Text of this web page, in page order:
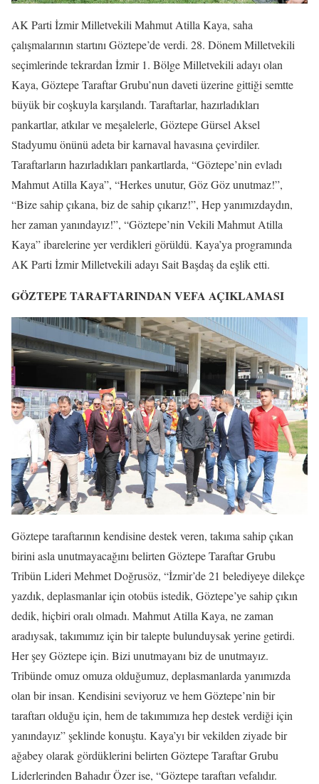
AK Parti İzmir Milletvekili Mahmut Atilla Kaya, saha
çalışmalarının startını Göztepe’de verdi. 28. Dönem Milletvekili
seçimlerinde tekrardan İzmir 1. Bölge Milletvekili adayı olan
Kaya, Göztepe Taraftar Grubu’nun daveti üzerine gittiği semtte
büyük bir coşkuyla karşılandı. Taraftarlar, hazırladıkları
pankartlar, atkılar ve meşalelerle, Göztepe Gürsel Aksel
Stadyumu önünü adeta bir karnaval havasına çevirdiler.
Taraftarların hazırladıkları pankartlarda, “Göztepe’nin evladı
Mahmut Atilla Kaya”, “Herkes unutur, Göz Göz unutmaz!”,
“Bize sahip çıkana, biz de sahip çıkarız!”, Hep yanımızdaydın,
her zaman yanındayız!”, “Göztepe’nin Vekili Mahmut Atilla
Kaya” ibarelerine yer verdikleri görüldü. Kaya’ya programında
AK Parti İzmir Milletvekili adayı Sait Başdaş da eşlik etti.
GÖZTEPE TARAFTARINDAN VEFA AÇIKLAMASI
Göztepe taraftarının kendisine destek veren, takıma sahip çıkan
birini asla unutmayacağını belirten Göztepe Taraftar Grubu
Tribün Lideri Mehmet Doğrusöz, “İzmir’de 21 belediyeye dilekçe
yazdık, deplasmanlar için otobüs istedik, Göztepe’ye sahip çıkın
dedik, hiçbiri oralı olmadı. Mahmut Atilla Kaya, ne zaman
aradıysak, takımımız için bir talepte bulunduysak yerine getirdi.
Her şey Göztepe için. Bizi unutmayanı biz de unutmayız.
Tribünde omuz omuza olduğumuz, deplasmanlarda yanımızda
olan bir insan. Kendisini seviyoruz ve hem Göztepe’nin bir
taraftarı olduğu için, hem de takımımıza hep destek verdiği için
yanındayız” şeklinde konuştu. Kaya’yı bir vekilden ziyade bir
ağabey olarak gördüklerini belirten Göztepe Taraftar Grubu
Liderlerinden Bahadır Özer ise, “Göztepe taraftarı vefalıdır.